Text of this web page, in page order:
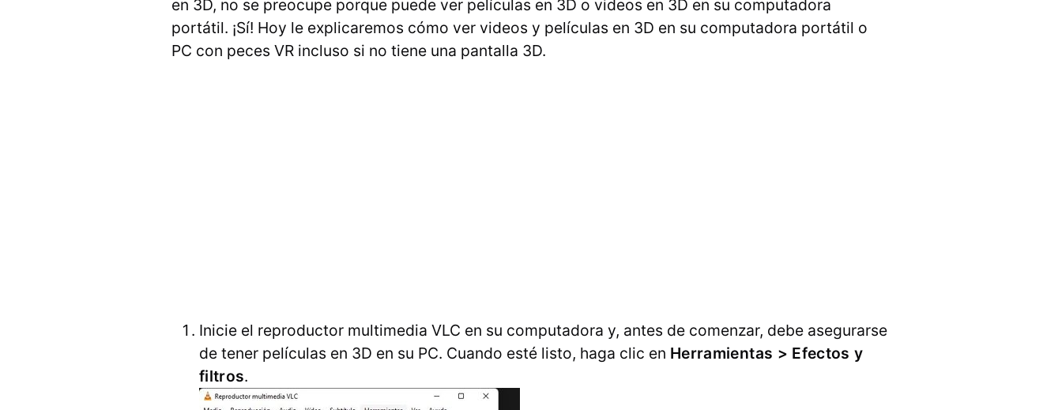
en 3D, no se preocupe porque puede ver películas en 3D o videos en 3D en su computadora
portátil. ¡Sí! Hoy le explicaremos cómo ver videos y películas en 3D en su computadora portátil o
PC con peces VR incluso si no tiene una pantalla 3D.
Inicie el reproductor multimedia VLC en su computadora y, antes de comenzar, debe asegurarse
de tener películas en 3D en su PC. Cuando esté listo, haga clic en Herramientas > Efectos y
filtros.